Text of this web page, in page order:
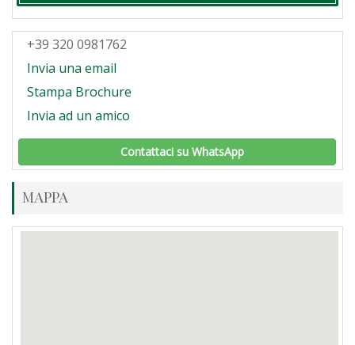
+39 320 0981762
Invia una email
Stampa Brochure
Invia ad un amico
Contattaci su WhatsApp
MAPPA